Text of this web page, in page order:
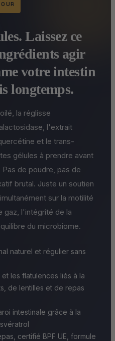
Laissez ce
agir
votre intestin
longtemps.
la réglisse
l'extrait
et le trans-
gélules à prendre avant
de poudre, pas de
brutal. Juste un soutien
sur la motilité
gaz, l'intégrité de la
du microbiome.
naturel et régulier sans
les flatulences liés à la
de lentilles et de repas
intestinale grâce à la
certifié BPF UE, formule